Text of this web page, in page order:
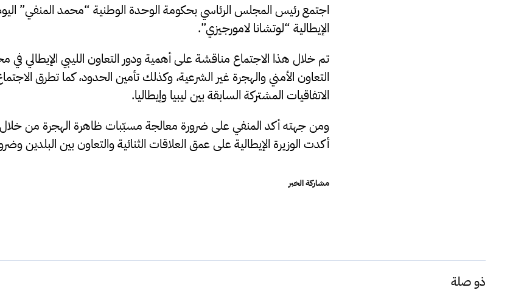
اجتمع رئيس المجلس الرئاسي بحكومة الوحدة الوطنية “محمد المنفي” اليوم
الإيطالية “لوتشانا لامورجيزي”.
تم خلال هذا الاجتماع مناقشة على أهمية ودور التعاون الليبي الإيطالي
التعاون الأمني والهجرة غير الشرعية، وكذلك تأمين الحدود، كما تطرق
الاتفاقيات المشتركة السابقة بين ليبيا وإيطاليا.
ومن جهته أكد المنفي على ضرورة معالجة مسبّبات ظاهرة الهجرة من خلال
أكدت الوزيرة الإيطالية على عمق العلاقات الثنائية والتعاون بين البلدين
مشاركة الخبر
ذو صلة